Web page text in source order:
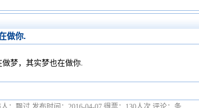
做你.
做梦，其实梦也在做你.